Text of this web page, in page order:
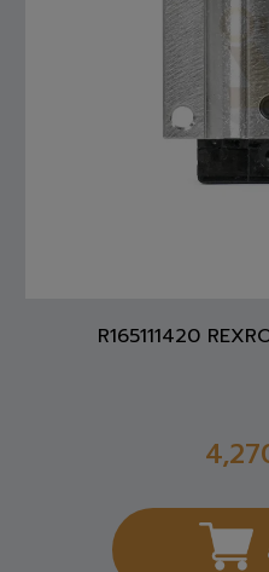
R165111420